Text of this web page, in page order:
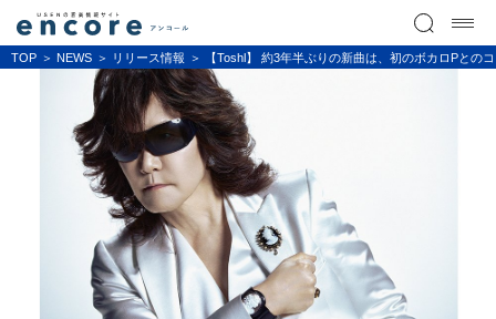
TOP NEWS リリース情報 【Toshl】 約3年半ぶりの新曲は、初のボカロPとの